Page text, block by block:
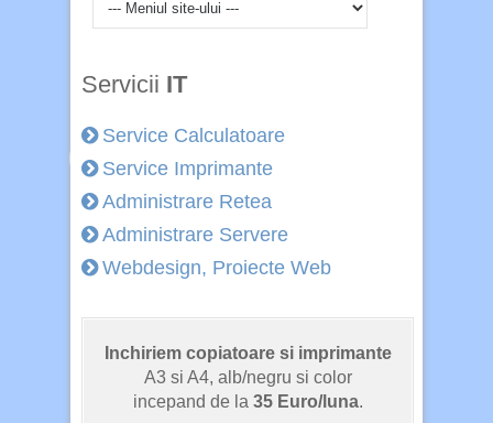
Servicii IT
Service Calculatoare
Service Imprimante
Administrare Retea
Administrare Servere
Webdesign, Proiecte Web
Inchiriem copiatoare si imprimante
A3 si A4, alb/negru si color
incepand de la 35 Euro/luna.